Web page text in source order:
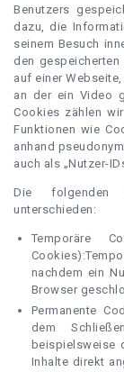
Benutzers
dazu, die
seinem Besuch
den
auf einer
an der ein Video
Cookies zählen
Funktionen wie
anhand
auch als „Nutzer-
Die folgenden
unterschieden:
Temporäre
nachdem ein
Browser
Permanente
dem
beispielsweise
Inhalte direkt